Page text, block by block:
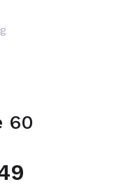
DHA)
gist, lactose,
3 vetzuren EPA en
Visolie helpt dan
60